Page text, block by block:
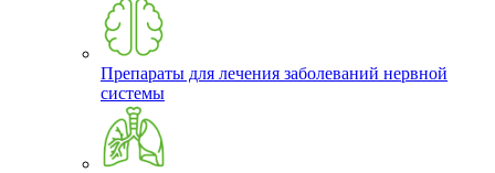
Препараты для лечения заболеваний нервной
системы